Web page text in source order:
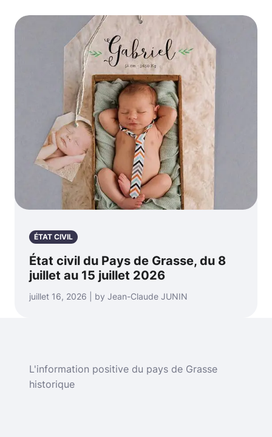
ÉTAT CIVIL
État civil du Pays de Grasse, du 8
juillet au 15 juillet 2026
juillet 16, 2026 | by Jean-Claude JUNIN
L'information positive du pays de Grasse
historique